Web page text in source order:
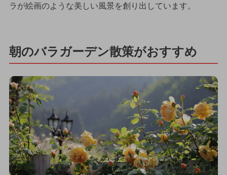
ラが絵画のような美しい風景を創り出しています。
朝のバラガーデン散策がおすすめ